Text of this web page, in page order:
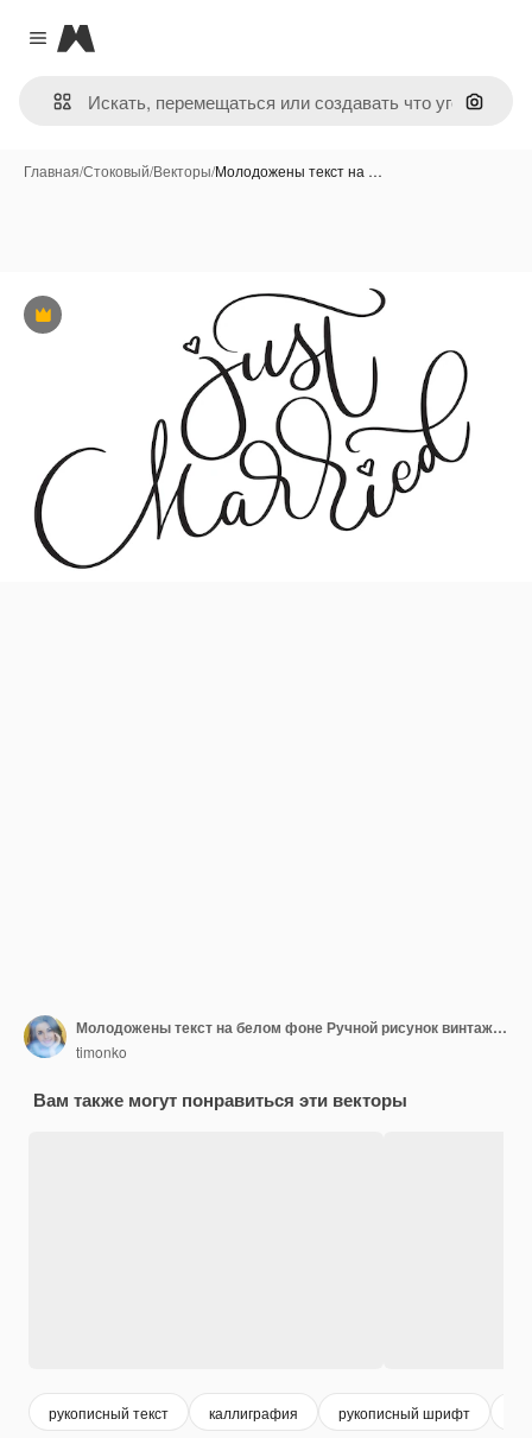
Close menu
Magnific
Поиск
Главная/Стоковый/Векторы/Молодожены текст на …
Премиум
Молодожены текст на белом фоне Ручной рисунок винтажной каллиграфии Векторная иллюстрация
timonko
Вам также могут понравиться эти векторы
рукописный текст каллиграфия рукописный шрифт